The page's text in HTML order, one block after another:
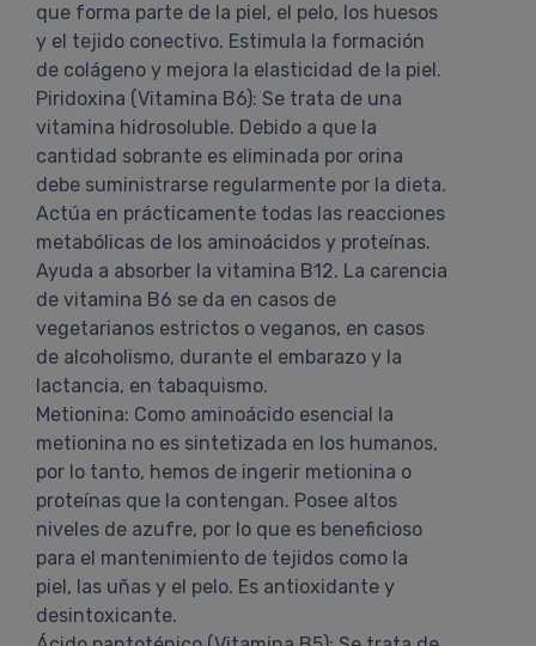
que forma parte de la piel, el pelo, los huesos
y el tejido conectivo. Estimula la formación
de colágeno y mejora la elasticidad de la piel.
Piridoxina (Vitamina B6): Se trata de una
vitamina hidrosoluble. Debido a que la
cantidad sobrante es eliminada por orina
debe suministrarse regularmente por la dieta.
Actúa en prácticamente todas las reacciones
metabólicas de los aminoácidos y proteínas.
Ayuda a absorber la vitamina B12. La carencia
de vitamina B6 se da en casos de
vegetarianos estrictos o veganos, en casos
de alcoholismo, durante el embarazo y la
lactancia, en tabaquismo.
Metionina: Como aminoácido esencial la
metionina no es sintetizada en los humanos,
por lo tanto, hemos de ingerir metionina o
proteínas que la contengan. Posee altos
niveles de azufre, por lo que es beneficioso
para el mantenimiento de tejidos como la
piel, las uñas y el pelo. Es antioxidante y
desintoxicante.